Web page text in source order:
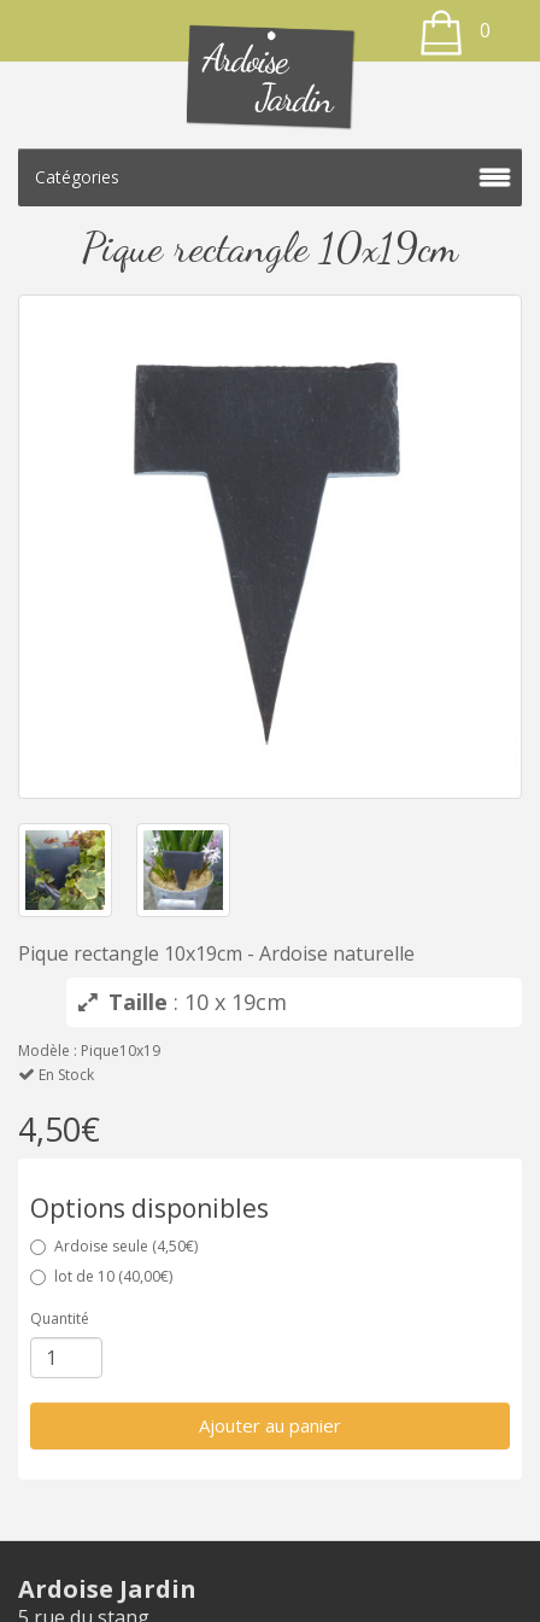
0
Catégories
Pique rectangle 10x19cm
Pique rectangle 10x19cm - Ardoise naturelle
Taille : 10 x 19cm
Modèle : Pique10x19
En Stock
4,50€
Options disponibles
Ardoise seule (4,50€)
lot de 10 (40,00€)
Quantité
Ajouter au panier
Ardoise Jardin